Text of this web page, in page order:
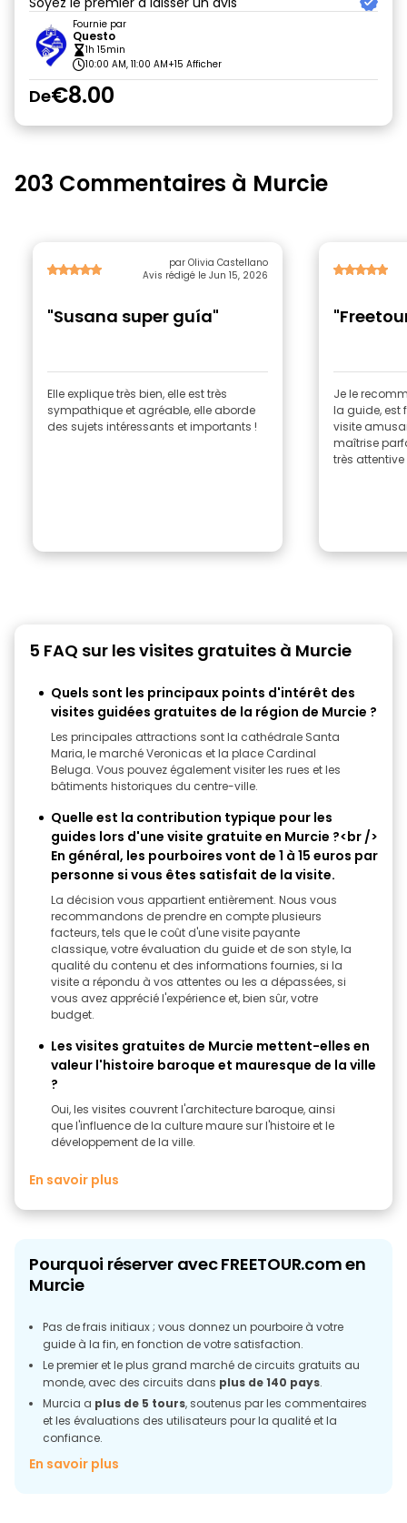
Fournie par
Questo
1h 15min
10:00 AM, 11:00 AM+15 Afficher
De€8.00
203 Commentaires à Murcie
par Olivia Castellano
Avis rédigé le Jun 15, 2026
"Susana super guía"
Elle explique très bien, elle est très
sympathique et agréable, elle aborde
des sujets intéressants et importants !
Je le
la guide, est
visite
maîtrise
très attentive
5 FAQ sur les visites gratuites à Murcie
Quels sont les principaux points d'intérêt des
visites guidées gratuites de la région de Murcie ?
Les principales attractions sont la cathédrale Santa
Maria, le marché Veronicas et la place Cardinal
Beluga. Vous pouvez également visiter les rues et les
bâtiments historiques du centre-ville.
Quelle est la contribution typique pour les
guides lors d'une visite gratuite en Murcie ?<br />
En général, les pourboires vont de 1 à 15 euros par
personne si vous êtes satisfait de la visite.
La décision vous appartient entièrement. Nous vous
recommandons de prendre en compte plusieurs
facteurs, tels que le coût d'une visite payante
classique, votre évaluation du guide et de son style, la
qualité du contenu et des informations fournies, si la
visite a répondu à vos attentes ou les a dépassées, si
vous avez apprécié l'expérience et, bien sûr, votre
budget.
Les visites gratuites de Murcie mettent-elles en
valeur l'histoire baroque et mauresque de la ville
?
Oui, les visites couvrent l'architecture baroque, ainsi
que l'influence de la culture maure sur l'histoire et le
développement de la ville.
En savoir plus
Pourquoi réserver avec FREETOUR.com en
Murcie
Pas de frais initiaux ; vous donnez un pourboire à votre
guide à la fin, en fonction de votre satisfaction.
Le premier et le plus grand marché de circuits gratuits au
monde, avec des circuits dans plus de 140 pays.
Murcia a plus de 5 tours, soutenus par les commentaires
et les évaluations des utilisateurs pour la qualité et la
confiance.
Nos guides locaux passionnés à Murcia partageront des
histoires captivantes sur la riche histoire de la ville, les sites
En savoir plus